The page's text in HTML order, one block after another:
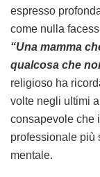
espresso
come nulla
“Una mamma
qualcosa che
religioso ha
volte negli ultimi
consapevole che
professionale più
mentale.